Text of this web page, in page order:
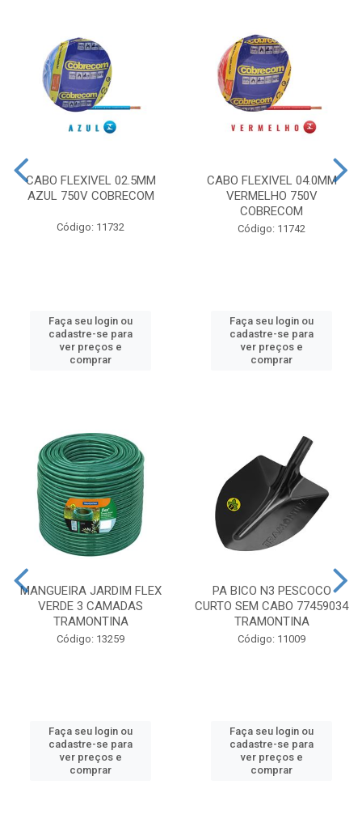
CABO FLEXIVEL 02.5MM
AZUL 750V COBRECOM
Código: 11732
Faça seu login ou
cadastre-se para
ver preços e
comprar
CABO FLEXIVEL 04.0MM
VERMELHO 750V
COBRECOM
Código: 11742
Faça seu login ou
cadastre-se para
ver preços e
comprar
MANGUEIRA JARDIM FLEX
VERDE 3 CAMADAS
TRAMONTINA
Código: 13259
Faça seu login ou
cadastre-se para
ver preços e
comprar
PA BICO N3 PESCOCO
CURTO SEM CABO 77459034
TRAMONTINA
Código: 11009
Faça seu login ou
cadastre-se para
ver preços e
comprar